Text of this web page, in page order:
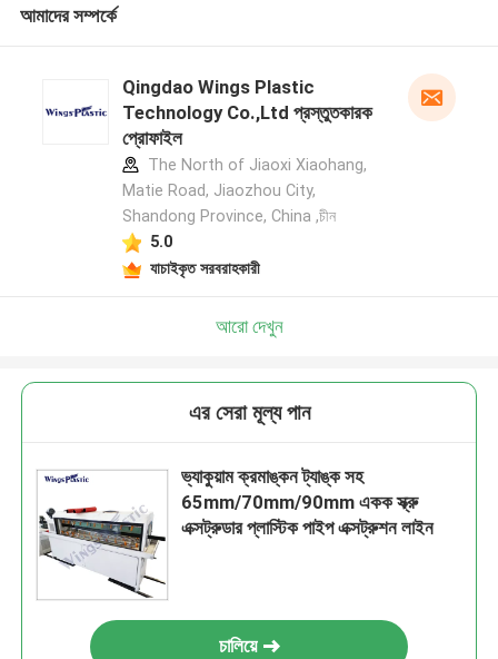
আমাদের সম্পর্কে
Qingdao Wings Plastic
Technology Co.,Ltd প্রস্তুতকারক
প্রোফাইল
The North of Jiaoxi Xiaohang,
Matie Road, Jiaozhou City,
Shandong Province, China ,চীন
5.0
যাচাইকৃত সরবরাহকারী
আরো দেখুন
এর সেরা মূল্য পান
ভ্যাকুয়াম ক্রমাঙ্কন ট্যাঙ্ক সহ
65mm/70mm/90mm একক স্ক্রু
এক্সট্রুডার প্লাস্টিক পাইপ এক্সট্রুশন লাইন
চালিয়ে